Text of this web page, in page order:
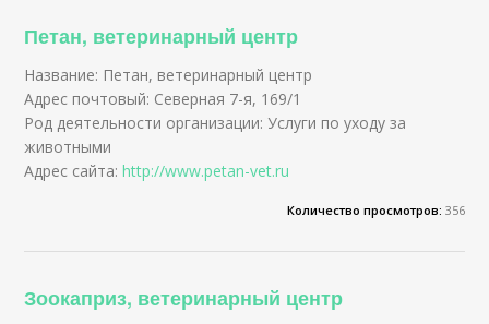
Петан, ветеринарный центр
Название: Петан, ветеринарный центр
Адрес почтовый: Северная 7-я, 169/1
Род деятельности организации: Услуги по уходу за
животными
Адрес сайта:http://www.petan-vet.ru
Количество просмотров: 356
Зоокаприз, ветеринарный центр